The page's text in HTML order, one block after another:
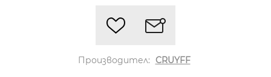
Производител: CRUYFF